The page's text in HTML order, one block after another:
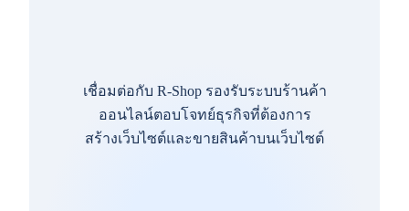
เชื่อมต่อกับ R-Shop รองรับระบบร้านค้า
ออนไลน์ตอบโจทย์ธุรกิจที่ต้องการ
สร้างเว็บไซต์และขายสินค้าบนเว็บไซต์